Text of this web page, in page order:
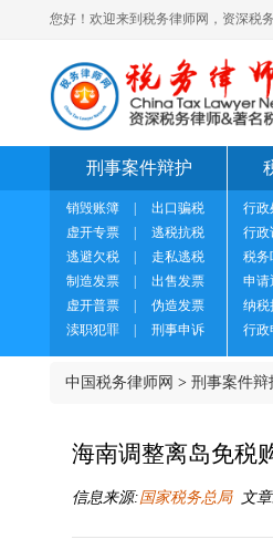
您好！欢迎来到税务律师网，资深税
刑事案件辩护
销毁账簿
出口骗税
虚开专票
逃税抗税
逃避欠税
走私逃税
制造发票
出售发票
虚开普票
伪造发票
渎职犯罪
刑事申诉
行政
行政
税务
申请
纳税
行政
中国税务律师网 > 刑事案件辩
海南调整离岛免税
信息来源:国家税务总局文章